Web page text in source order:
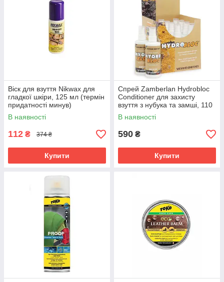
Віск для взуття Nikwax для
гладкої шкіри, 125 мл (термін
придатності минув)
В наявності
112 ₴ 374 ₴
Купити
Спрей Zamberlan Hydrobloc
Conditioner для захисту
взуття з нубука та замші, 110
мл
В наявності
590 ₴
Купити